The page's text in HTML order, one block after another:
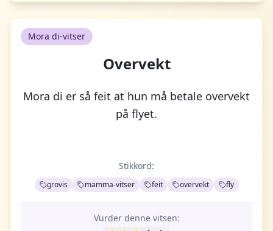
Mora di-vitser
Overvekt
Mora di er så feit at hun må betale overvekt
på flyet.
Stikkord:
grovis mamma-vitser feit overvekt fly
Vurder denne vitsen: